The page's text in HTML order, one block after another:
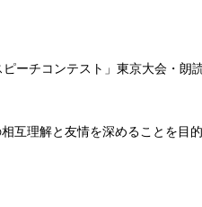
ーチコンテスト」東京大会・朗
互理解と友情を深めることを目